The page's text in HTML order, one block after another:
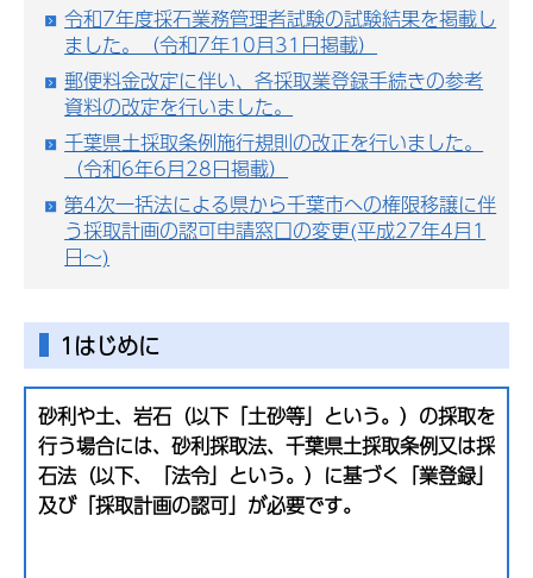
令和7年度採石業務管理者試験の試験結果を掲載し
ました。（令和7年10月31日掲載）
郵便料金改定に伴い、各採取業登録手続きの参考
資料の改定を行いました。
千葉県土採取条例施行規則の改正を行いました。
（令和6年6月28日掲載）
第4次一括法による県から千葉市への権限移譲に伴
う採取計画の認可申請窓口の変更(平成27年4月1
日～)
1はじめに
砂利や土、岩石（以下「土砂等」という。）の採取を
行う場合には、砂利採取法、千葉県土採取条例又は採
石法（以下、「法令」という。）に基づく「業登録」
及び「採取計画の認可」が必要です。